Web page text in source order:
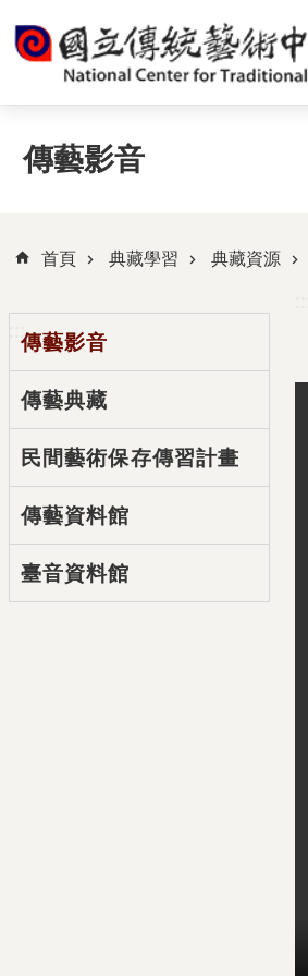
跳到主要內容區塊
傳藝影音
首頁 典藏學習 典藏資源
:::傳藝影音
傳藝典藏
民間藝術保存傳習計畫
傳藝資料館
臺音資料館